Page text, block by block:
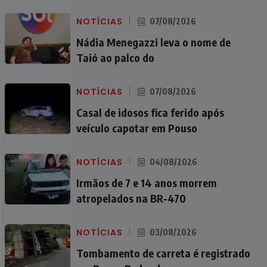
NOTÍCIAS 07/08/2026
Nádia Menegazzi leva o nome de
Taió ao palco do
NOTÍCIAS 07/08/2026
Casal de idosos fica ferido após
veículo capotar em Pouso
NOTÍCIAS 04/08/2026
Irmãos de 7 e 14 anos morrem
atropelados na BR-470
NOTÍCIAS 03/08/2026
Tombamento de carreta é registrado